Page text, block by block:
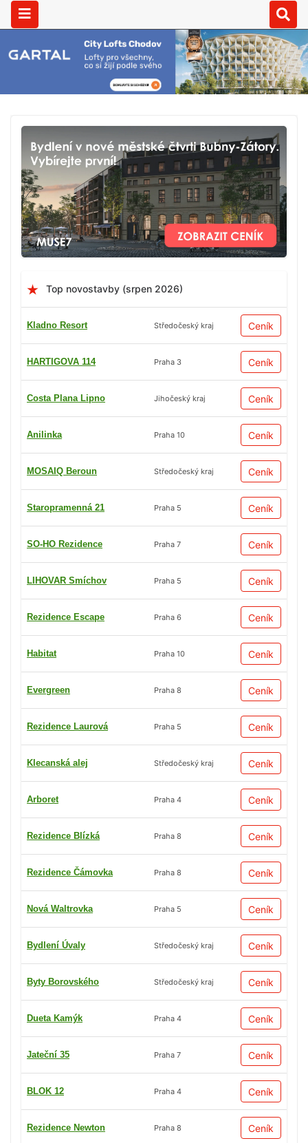
Top novostavby (srpen 2026)
Kladno Resort Středočeský kraj Ceník
HARTIGOVA 114 Praha 3 Ceník
Costa Plana Lipno Jihočeský kraj Ceník
Anilinka Praha 10 Ceník
MOSAIQ Beroun Středočeský kraj Ceník
Staropramenná 21 Praha 5 Ceník
SO-HO Rezidence Praha 7 Ceník
LIHOVAR Smíchov Praha 5 Ceník
Rezidence Escape Praha 6 Ceník
Habitat Praha 10 Ceník
Evergreen Praha 8 Ceník
Rezidence Laurová Praha 5 Ceník
Klecanská alej Středočeský kraj Ceník
Arboret Praha 4 Ceník
Rezidence Blízká Praha 8 Ceník
Rezidence Čámovka Praha 8 Ceník
Nová Waltrovka Praha 5 Ceník
Bydlení Úvaly Středočeský kraj Ceník
Byty Borovského Středočeský kraj Ceník
Dueta Kamýk Praha 4 Ceník
Jateční 35 Praha 7 Ceník
BLOK 12 Praha 4 Ceník
Rezidence Newton Praha 8 Ceník